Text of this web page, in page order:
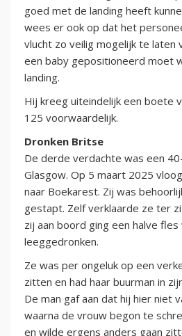
goed met de landing heeft
wees er ook op dat het
vlucht zo veilig mogelijk te laten
een baby gepositioneerd moet
landing.
Hij kreeg uiteindelijk een boete
125 voorwaardelijk.
Dronken Britse
De derde verdachte was een
Glasgow. Op 5 maart 2025
naar Boekarest. Zij was
gestapt. Zelf verklaarde ze ter
zij aan boord ging een halve fles
leeggedronken.
Ze was per ongeluk op een
zitten en had haar buurman in
De man gaf aan dat hij hier niet
waarna de vrouw begon te
en wilde ergens anders gaan